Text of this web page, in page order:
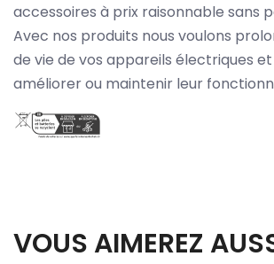
accessoires à prix raisonnable sans
Avec nos produits nous voulons
de vie de vos appareils électriques
améliorer ou maintenir leur
VOUS AIMEREZ